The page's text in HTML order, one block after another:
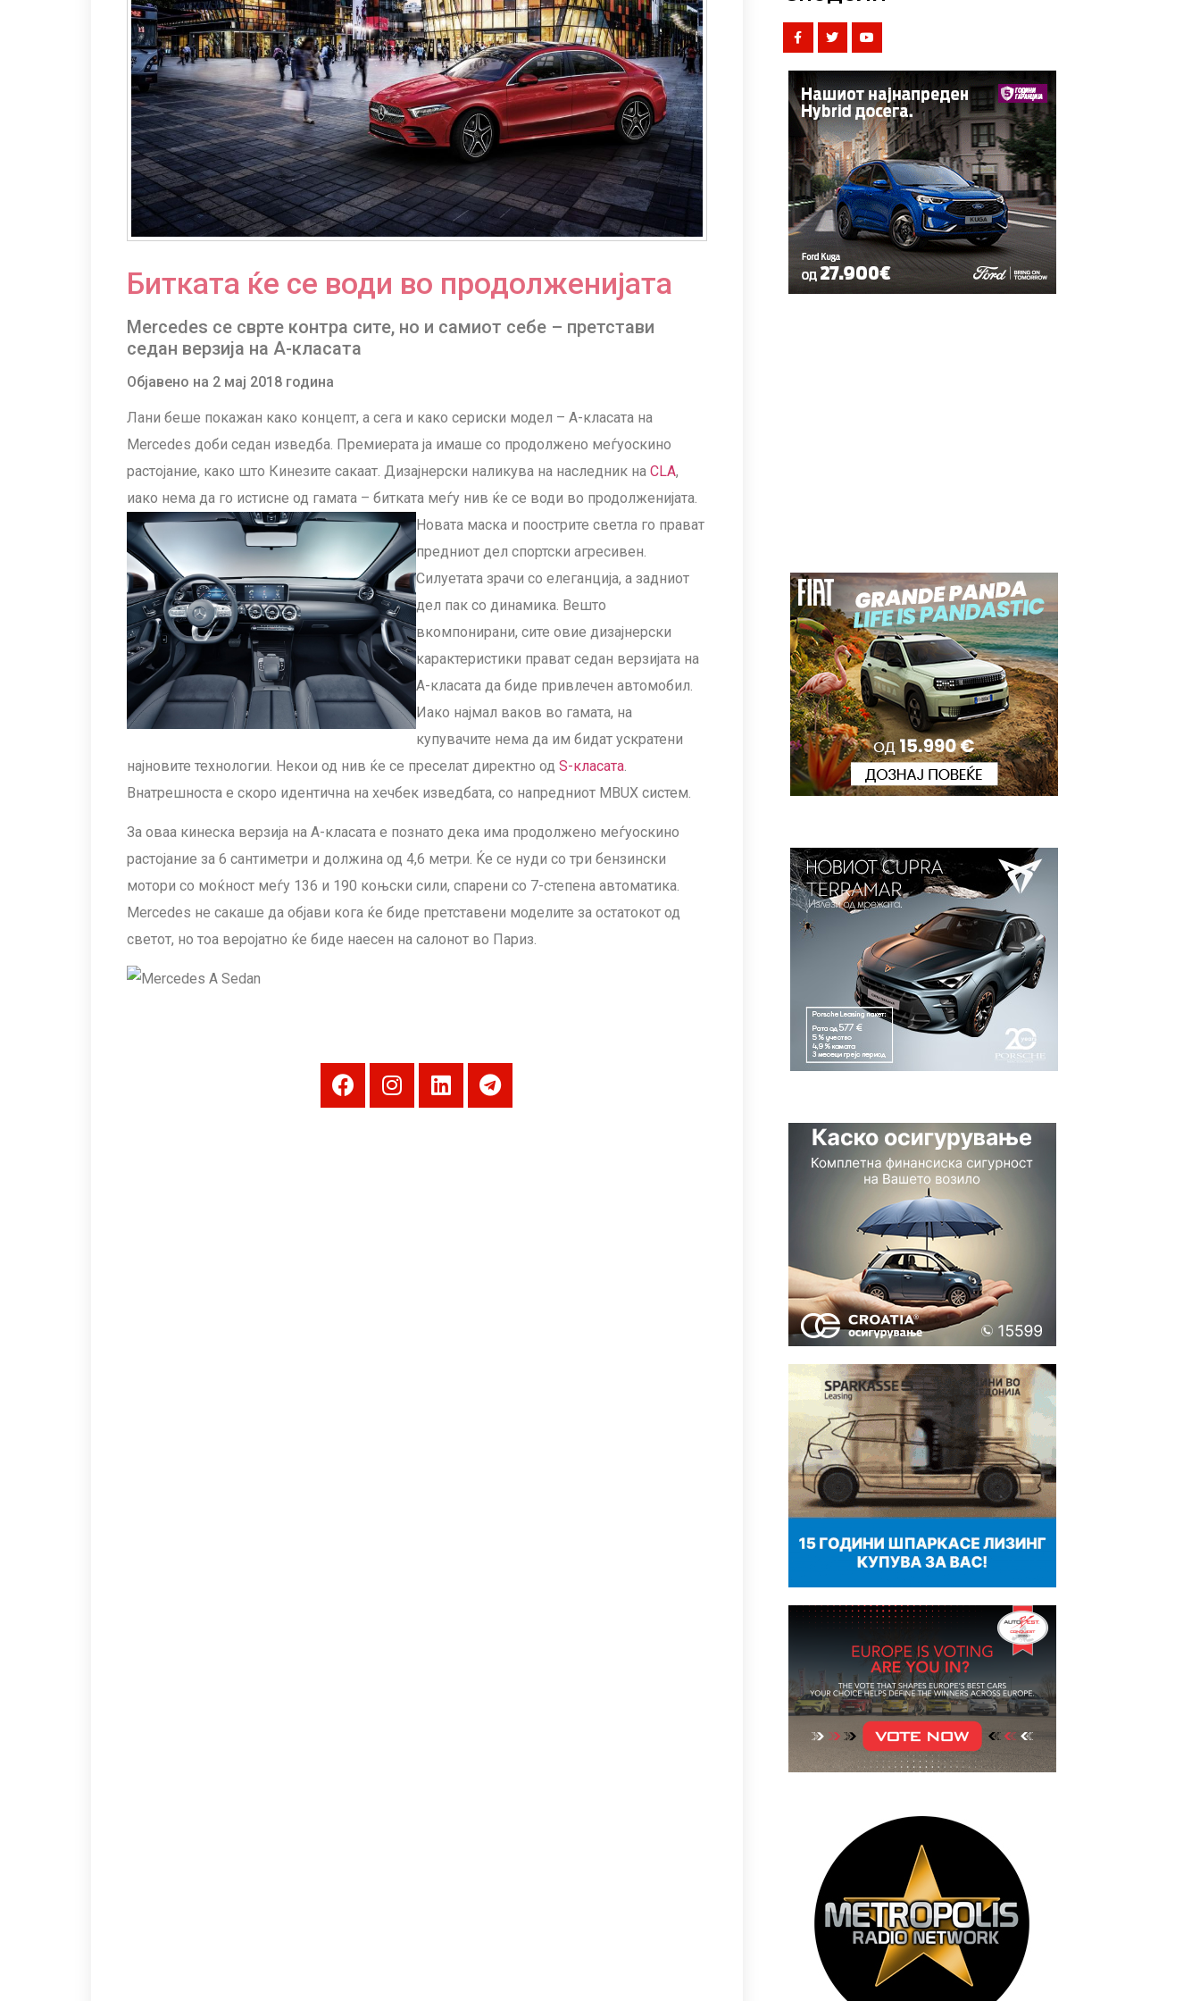
Битката ќе се води во продолженијата
Mercedes се сврте контра сите, но и самиот себе – претстави
седан верзија на A-класата
Објавено на 2 мај 2018 година
Лани беше покажан како концепт, а сега и како сериски модел – А-класата на
Mercedes доби седан изведба. Премиерата ја имаше со продолжено меѓуоскино
растојание, како што Кинезите сакаат. Дизајнерски наликува на наследник на CLA,
иако нема да го истисне од гамата – битката меѓу нив ќе се води во продолженијата.
Новата маска и поострите светла го прават
предниот дел спортски агресивен.
Силуетата зрачи со елеганција, а задниот
дел пак со динамика. Вешто
вкомпонирани, сите овие дизајнерски
карактеристики прават седан верзијата на
А-класата да биде привлечен автомобил.
Иако најмал ваков во гамата, на
купувачите нема да им бидат ускратени
најновите технологии. Некои од нив ќе се преселат директно од S-класата
Внатрешноста е скоро идентична на хечбек изведбата, со напредниот MBUX систем.
За оваа кинеска верзија на А-класата е познато дека има продолжено меѓуоскино
растојание за 6 сантиметри и должина од 4,6 метри. Ќе се нуди со три бензински
мотори со моќност меѓу 136 и 190 коњски сили, спарени со 7-степена автоматика.
Mercedes не сакаше да објави кога ќе биде претставени моделите за остатокот од
светот, но тоа веројатно ќе биде наесен на салонот во Париз.